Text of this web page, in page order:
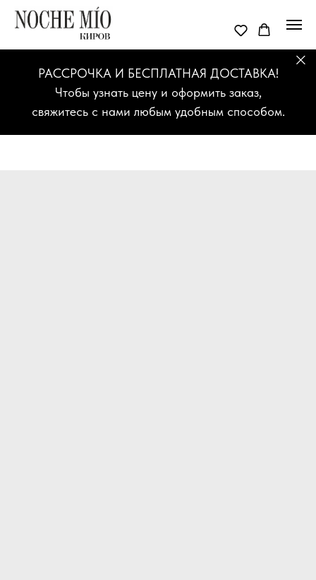
РАССРОЧКА И БЕСПЛАТНАЯ ДОСТАВКА!
Чтобы узнать цену и оформить заказ,
свяжитесь с нами любым удобным способом.